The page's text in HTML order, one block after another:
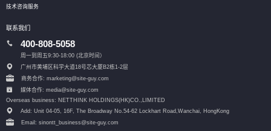
技术咨询服务
联系我们
400-808-5058
周一到周五9:30-18:00 (北京时间）
广州市黄埔区科学大道18号芯大厦B2栋1-2层
商务合作: marketing@site-guy.com
媒体合作: media@site-guy.com
Overseas business: NETTHINK HOLDINGS(HK)CO.,LIMITED
Add: Unit 04-05, 16F, The Broadway No.54-62 Lockhart Road, Wanchai, HongKong
Email: sinontt_business@site-guy.com